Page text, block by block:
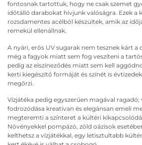
fontosnak tartottuk, hogy ne csak szemet
időtálló darabokat hívjunk valóságra. Ezek a
rozsdamentes acélból készültek, amik az
remekül ellenállnak.
A nyári, erős UV sugarak nem tesznek kárt a
még a fagyok miatt sem fog veszíteni a
pedig az elszíneződés miatt sem kell
kerti kiegészítő formáját és színét is
megőrzi.
Vízjátéka pedig egyszerűen magával ragadó;
fodrozódása kreatívan és elegánsan emeli
megteremti a színteret a kültéri
Növényekkel pompázó, zöld oázisok
kelthetsz a vízjátékkal, egy letisztultabb